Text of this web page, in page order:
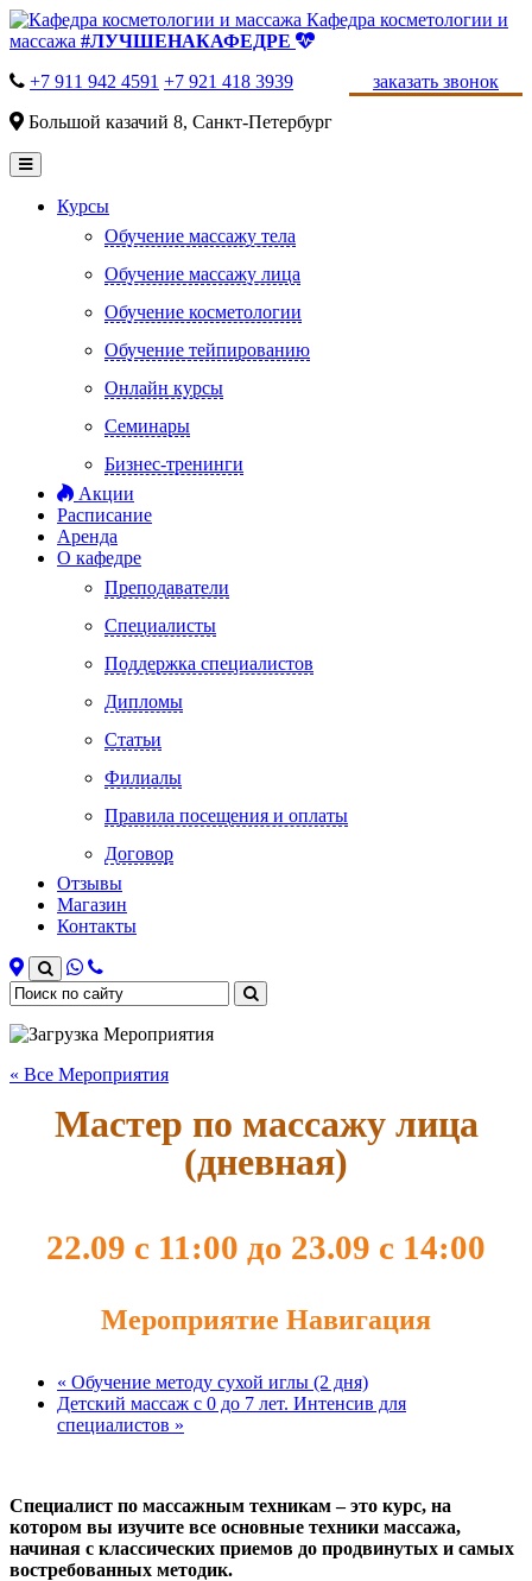
Кафедра косметологии и
массажа #ЛУЧШЕНАКАФЕДРЕ
заказать звонок
+7 911 942 4591 +7 921 418 3939
Большой казачий 8, Санкт-Петербург
Курсы
Обучение массажу тела
Обучение массажу лица
Обучение косметологии
Обучение тейпированию
Онлайн курсы
Семинары
Бизнес-тренинги
Акции
Расписание
Аренда
О кафедре
Преподаватели
Специалисты
Поддержка специалистов
Дипломы
Статьи
Филиалы
Правила посещения и оплаты
Договор
Отзывы
Магазин
Контакты
« Все Мероприятия
Мастер по массажу лица
(дневная)
22.09 с 11:00 до 23.09 с 14:00
Мероприятие Навигация
« Обучение методу сухой иглы (2 дня)
Детский массаж с 0 до 7 лет. Интенсив для
специалистов »
Специалист по массажным техникам – это курс, на
котором вы изучите все основные техники массажа,
начиная с классических приемов до продвинутых и самых
востребованных методик.